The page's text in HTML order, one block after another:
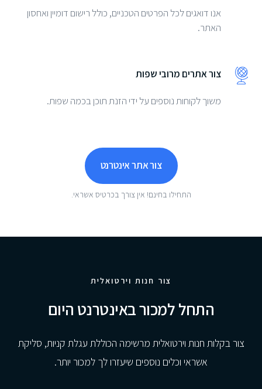
אנו דואגים לכל הפרטים הטכניים, כולל רישום דומיין ואחסון
האתר.
צור אתרים מרובי שפות
משוך לקוחות נוספים על ידי הזנת תוכן בכמה שפות.
צור אתר אינטרנט
התחילו בחינם! אין צורך בכרטיס אשראי.
צור חנות וירטואלית
התחל למכור באינטרנט היום
צור בקלות חנות וירטואלית מרשימה הכוללת עגלת קניות, סליקת
אשראי וכלים נוספים שיעזרו לך למכור יותר.